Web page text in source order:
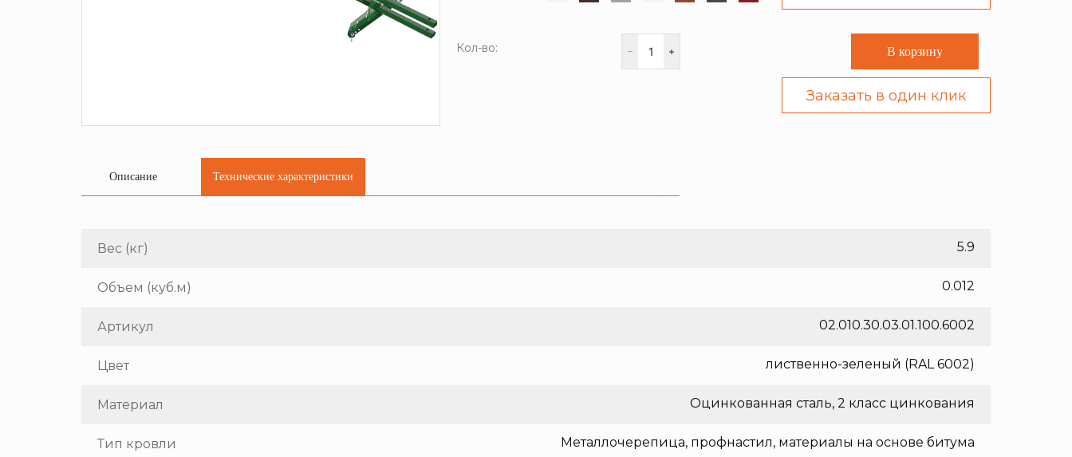
Кол-во: В корзину
Заказать в один клик
Описание Технические характеристики
Вес (кг) 5.9
Объем (куб.м) 0.012
Артикул 02.010.30.03.01.100.6002
Цвет лиственно-зеленый (RAL 6002)
Материал Оцинкованная сталь, 2 класс цинкования
Тип кровли Металлочерепица, профнастил, материалы на основе битума